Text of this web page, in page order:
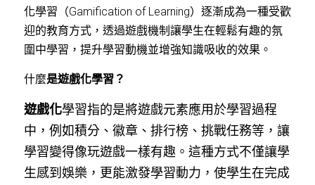
化學習（Gamification of Learning）逐漸成為一種受歡
迎的教育方式，透過遊戲機制讓學生在輕鬆有趣的氛
圍中學習，提升學習動機並增強知識吸收的效果。
什麼是遊戲化學習？
遊戲化學習指的是將遊戲元素應用於學習過程
中，例如積分、徽章、排行榜、挑戰任務等，讓
學習變得像玩遊戲一樣有趣。這種方式不僅讓學
生感到娛樂，更能激發學習動力，使學生在完成